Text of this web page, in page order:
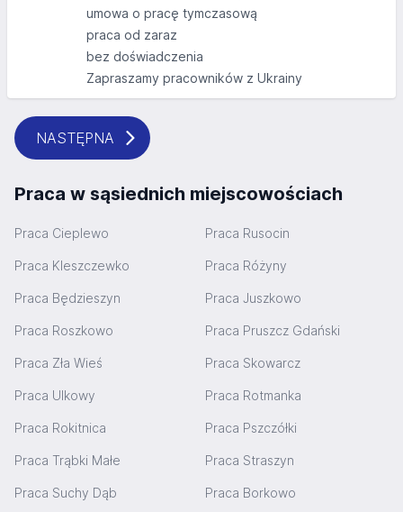
umowa o pracę tymczasową
praca od zaraz
bez doświadczenia
Zapraszamy pracowników z Ukrainy
NASTĘPNA
Praca w sąsiednich miejscowościach
Praca Cieplewo Praca Rusocin
Praca Kleszczewko Praca Różyny
Praca Będzieszyn Praca Juszkowo
Praca Roszkowo Praca Pruszcz Gdański
Praca Zła Wieś Praca Skowarcz
Praca Ulkowy Praca Rotmanka
Praca Rokitnica Praca Pszczółki
Praca Trąbki Małe Praca Straszyn
Praca Suchy Dąb Praca Borkowo